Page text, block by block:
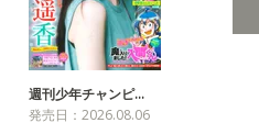
週刊少年チャンピ…
発売日：2026.08.06